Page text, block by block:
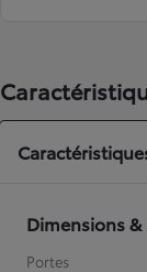
Dimensions &
Portes